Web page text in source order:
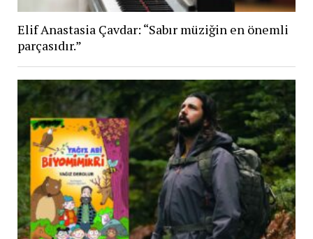
Elif Anastasia Çavdar: “Sabır müziğin en önemli
parçasıdır.”